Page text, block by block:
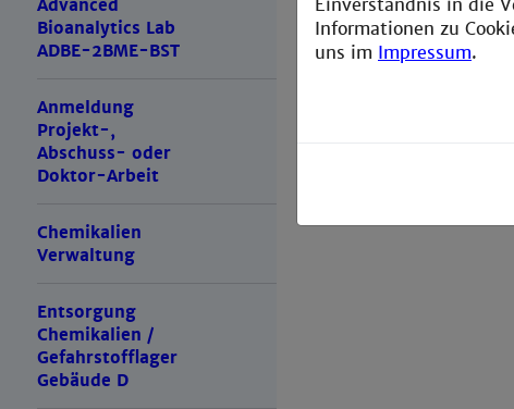
Advanced
Bioanalytics Lab
ADBE-2BME-BST
Anmeldung
Projekt-,
Abschuss- oder
Doktor-Arbeit
Chemikalien
Verwaltung
Entsorgung
Chemikalien /
Gefahrstofflager
Gebäude D
date:*
Einverständnis in die
Informationen zu
uns im Impressum.